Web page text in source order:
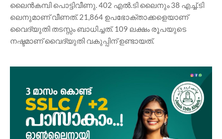
ലൈൻകമ്പി പൊട്ടിവീണു. 402 എൽ.ടി ലൈനും 38 എച്ച്.ടി
ലെനുമാണ് വീണത്. 21,864 ഉപഭോക്താക്കളെയാണ്
വൈദ്യുതി തടസ്സം ബാധിച്ചത്. 109 ലക്ഷം രൂപയുടെ
നഷ്ടമാണ് വൈദ്യുതി വകുപ്പിന് ഉണ്ടായത്.